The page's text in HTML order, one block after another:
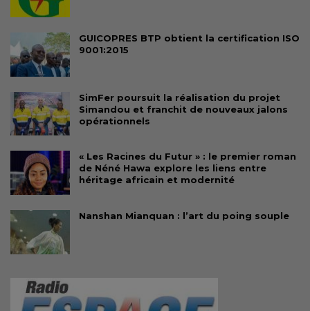
GUICOPRES BTP obtient la certification ISO
9001:2015
SimFer poursuit la réalisation du projet
Simandou et franchit de nouveaux jalons
opérationnels
« Les Racines du Futur » : le premier roman
de Néné Hawa explore les liens entre
héritage africain et modernité
Nanshan Mianquan : l’art du poing souple